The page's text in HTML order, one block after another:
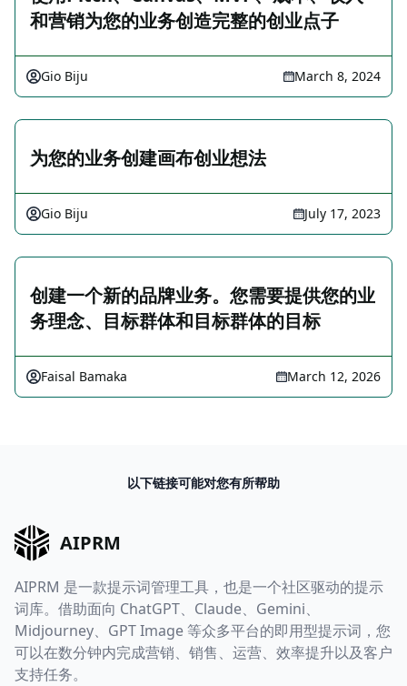
和营销为您的业务创造完整的创业点子
Gio Biju March 8, 2024
为您的业务创建画布创业想法
Gio Biju July 17, 2023
创建一个新的品牌业务。您需要提供您的业
务理念、目标群体和目标群体的目标
Faisal Bamaka March 12, 2026
以下链接可能对您有所帮助
AIPRM
AIPRM 是一款提示词管理工具，也是一个社区驱动的提示
词库。借助面向 ChatGPT、Claude、Gemini、
Midjourney、GPT Image 等众多平台的即用型提示词，您
可以在数分钟内完成营销、销售、运营、效率提升以及客户
支持任务。